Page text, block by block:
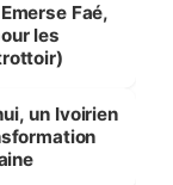
Faé,
les
un Ivoirien